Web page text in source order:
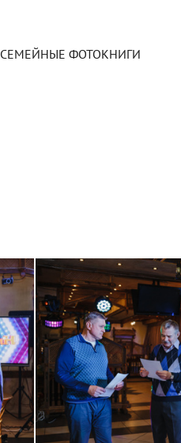
СЕМЕЙНЫЕ ФОТОКНИГИ